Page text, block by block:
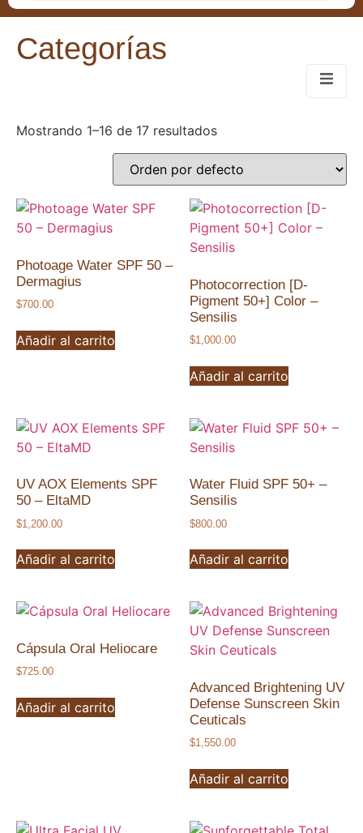
Categorías
Mostrando 1–16 de 17 resultados
Photoage Water SPF 50 –
Dermagius
$700.00
Añadir al carrito
Photocorrection [D-
Pigment 50+] Color –
Sensilis
$1,000.00
Añadir al carrito
UV AOX Elements SPF
50 – EltaMD
$1,200.00
Añadir al carrito
Water Fluid SPF 50+ –
Sensilis
$800.00
Añadir al carrito
Cápsula Oral Heliocare
$725.00
Añadir al carrito
Advanced Brightening UV
Defense Sunscreen Skin
Ceuticals
$1,550.00
Añadir al carrito